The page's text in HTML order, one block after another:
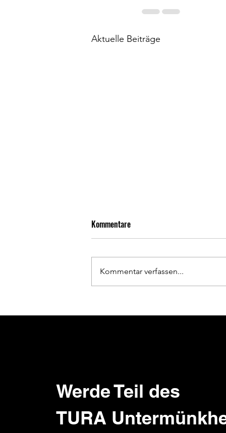
Aktuelle Beiträge
Hitzeschlacht beim Bike und Berg
Kommentare
Kommentar verfassen...
Werde Teil des
TURA